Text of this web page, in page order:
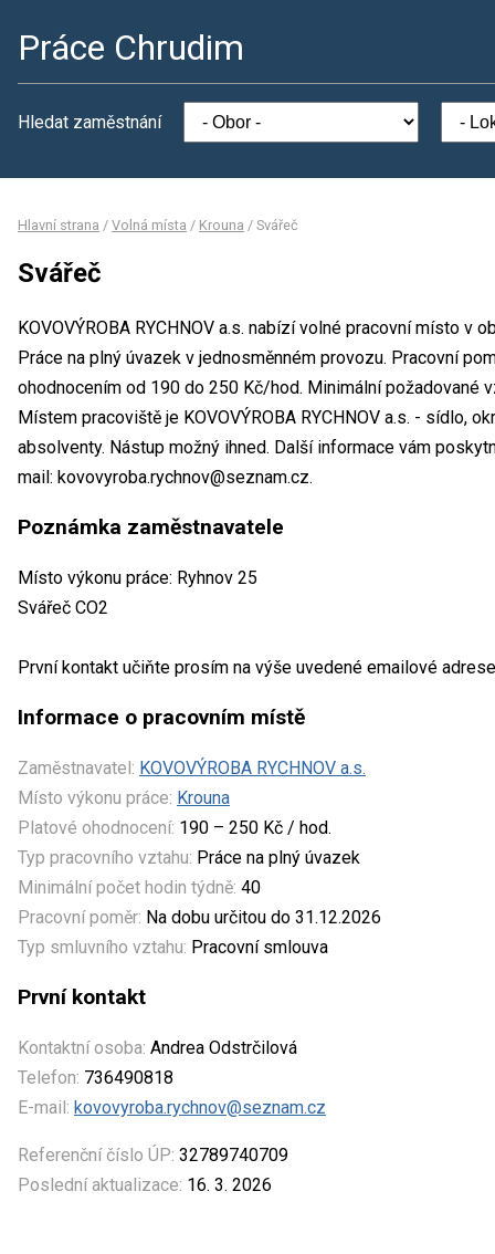
Práce Chrudim
Hledat zaměstnání
Hlavní strana / Volná místa / Krouna / Svářeč
Svářeč
KOVOVÝROBA RYCHNOV a.s. nabízí volné pracovní místo v
Práce na plný úvazek v jednosměnném provozu. Pracovní
ohodnocením od 190 do 250 Kč/hod. Minimální požadované
Místem pracoviště je KOVOVÝROBA RYCHNOV a.s. - sídlo,
absolventy. Nástup možný ihned. Další informace vám
mail: kovovyroba.rychnov@seznam.cz.
Poznámka zaměstnavatele
Místo výkonu práce: Ryhnov 25
Svářeč CO2
První kontakt učiňte prosím na výše uvedené emailové
Informace o pracovním místě
Zaměstnavatel: KOVOVÝROBA RYCHNOV a.s.
Místo výkonu práce: Krouna
Platové ohodnocení: 190 – 250 Kč / hod.
Typ pracovního vztahu: Práce na plný úvazek
Minimální počet hodin týdně: 40
Pracovní poměr: Na dobu určitou do 31.12.2026
Typ smluvního vztahu: Pracovní smlouva
První kontakt
Kontaktní osoba: Andrea Odstrčilová
Telefon: 736490818
E-mail: kovovyroba.rychnov@seznam.cz
Referenční číslo ÚP: 32789740709
Poslední aktualizace: 16. 3. 2026